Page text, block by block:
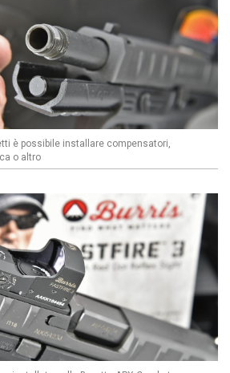
è possibile installare compensatori,
o altro